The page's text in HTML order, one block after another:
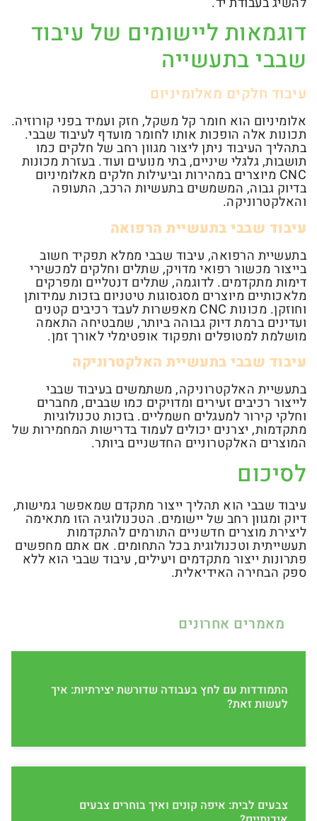
דוגמאות ליישומים של עיבוד
שבבי בתעשייה
עיבוד חלקים מאלומיניום
אלומיניום הוא חומר קל משקל, חזק ועמיד בפני קורוזיה.
תכונות אלה הופכות אותו לחומר מועדף לעיבוד שבבי.
בתהליך העיבוד ניתן ליצור מגוון רחב של חלקים כמו
תושבות, גלגלי שיניים, בתי מנועים ועוד. בעזרת מכונות
CNC מיוצרים במהירות וביעילות חלקים מאלומיניום
בדיוק גבוה, המשמשים בתעשיות הרכב, התעופה
והאלקטרוניקה.
עיבוד שבבי בתעשיית הרפואה
בתעשיית הרפואה, עיבוד שבבי ממלא תפקיד חשוב
בייצור מכשור רפואי מדויק, שתלים וחלקים למכשירי
דימות מתקדמים. לדוגמה, שתלים דנטליים ומפרקים
מלאכותיים מיוצרים מסגסוגות טיטניום בזכות עמידותן
וחוזקן. מכונות CNC מאפשרות לעבד רכיבים קטנים
ועדינים ברמת דיוק גבוהה ביותר, שמבטיחה התאמה
מושלמת למטופלים ותפקוד אופטימלי לאורך זמן.
עיבוד שבבי בתעשיית האלקטרוניקה
בתעשיית האלקטרוניקה, משתמשים בעיבוד שבבי
לייצור רכיבים זעירים ומדויקים כמו שבבים, מחברים
וחלקי קירור למעגלים חשמליים. בזכות טכנולוגיות
מתקדמות, יצרנים יכולים לעמוד בדרישות המחמירות של
המוצרים האלקטרוניים החדשניים ביותר.
לסיכום
עיבוד שבבי הוא תהליך ייצור מתקדם שמאפשר גמישות,
דיוק ומגוון רחב של יישומים. הטכנולוגיה הזו מתאימה
ליצירת מוצרים חדשניים התורמים להתקדמות
תעשייתית וטכנולוגית בכל התחומים. אם אתם מחפשים
פתרונות ייצור מתקדמים ויעילים, עיבוד שבבי הוא ללא
ספק הבחירה האידיאלית.
מאמרים אחרונים
התמודדות עם לחץ בעבודה שדורשת יצירתיות: איך
לעשות זאת?
צבעים לבית: איפה קונים ואיך בוחרים צבעים